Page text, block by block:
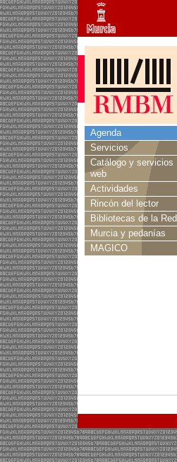
Agenda
Servicios
Catálogo y servicios
web
Actividades
Rincón del lector
Bibliotecas de la Red
Murcia y pedanías
MAGICO